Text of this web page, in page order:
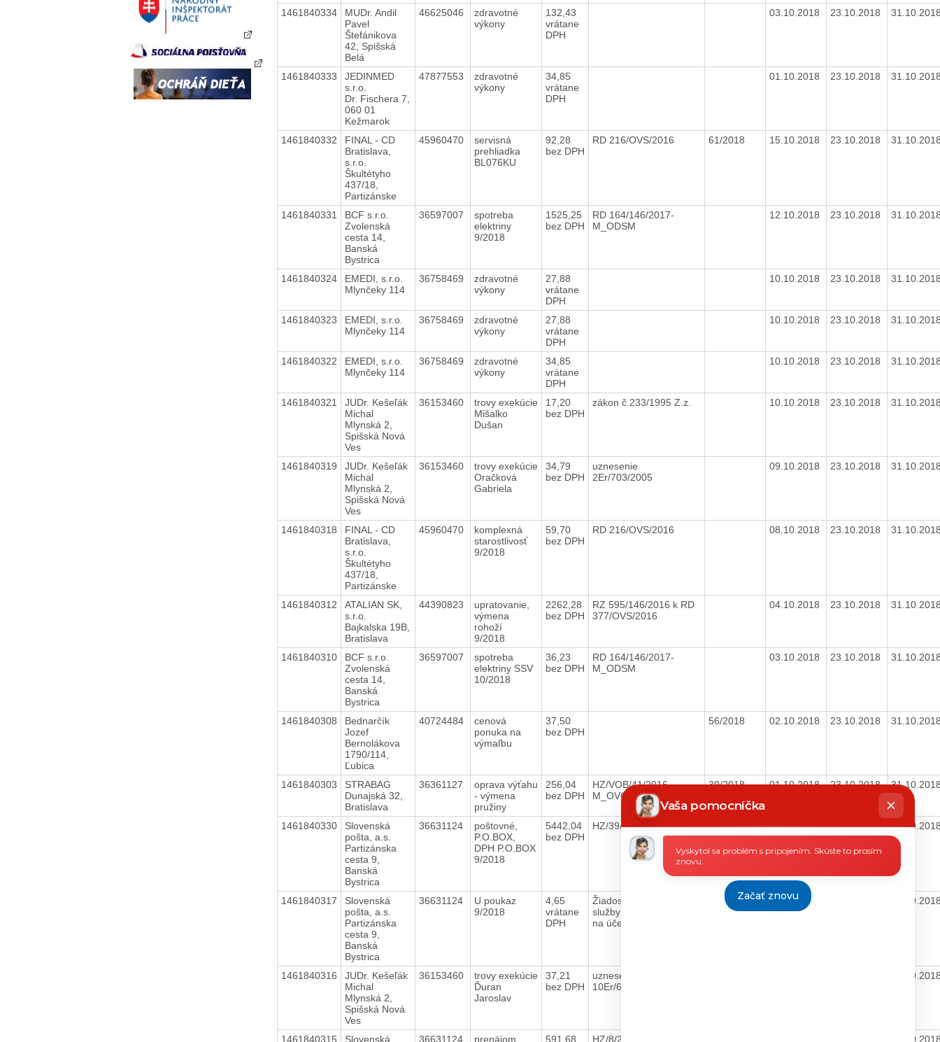
1461840334
MUDr. Andil
Pavel
Štefánikova
42, Spišská
Belá
46625046
zdravotné
výkony
132,43
vrátane
DPH
03.10.2018 23.10.2018
1461840333
JEDINMED
s.r.o.
Dr. Fischera 7,
060 01
Kežmarok
47877553
zdravotné
výkony
34,85
vrátane
DPH
01.10.2018 23.10.2018
1461840332
FINAL - CD
Bratislava,
s.r.o.
Škultétyho
437/18,
Partizánske
45960470
servisná
prehliadka
BL076KU
92,28
bez DPH
RD 216/OVS/2016 61/2018 15.10.2018 23.10.2018
1461840331
BCF s.r.o.
Zvolenská
cesta 14,
Banská
Bystrica
36597007
spotreba
elektriny
9/2018
1525,25
bez DPH
RD 164/146/2017-
M_ODSM
12.10.2018 23.10.2018
1461840324
EMEDI, s.r.o.
Mlynčeky 114
36758469
zdravotné
výkony
27,88
vrátane
DPH
10.10.2018 23.10.2018
1461840323
EMEDI, s.r.o.
Mlynčeky 114
36758469
zdravotné
výkony
27,88
vrátane
DPH
10.10.2018 23.10.2018
1461840322
EMEDI, s.r.o.
Mlynčeky 114
36758469
zdravotné
výkony
34,85
vrátane
DPH
10.10.2018 23.10.2018
1461840321
JUDr. Kešeľák
Michal
Mlynská 2,
Spišská Nová
Ves
36153460
trovy exekúcie
Mišalko
Dušan
17,20
bez DPH
zákon č.233/1995 Z.z. 10.10.2018 23.10.2018
1461840319
JUDr. Kešeľák
Michal
Mlynská 2,
Spišská Nová
Ves
36153460
trovy exekúcie
Oračková
Gabriela
34,79
bez DPH
uznesenie
2Er/703/2005
09.10.2018 23.10.2018
1461840318
FINAL - CD
Bratislava,
s.r.o.
Škultétyho
437/18,
Partizánske
45960470
komplexná
starostlivosť
9/2018
59,70
bez DPH
RD 216/OVS/2016 08.10.2018 23.10.2018
1461840312
ATALIAN SK,
s.r.o.
Bajkalska 19B,
Bratislava
44390823
upratovanie,
výmena
rohoží
9/2018
2262,28
bez DPH
RZ 595/146/2016 k RD
377/OVS/2016
04.10.2018 23.10.2018
1461840310
BCF s.r.o.
Zvolenská
cesta 14,
Banská
Bystrica
36597007
spotreba
elektriny SSV
10/2018
36,23
bez DPH
RD 164/146/2017-
M_ODSM
03.10.2018 23.10.2018
1461840308
Bednarčík
Jozef
Bernolákova
1790/114,
Ľubica
40724484
cenová
ponuka na
výmaľbu
37,50
bez DPH
56/2018 02.10.2018 23.10.2018
1461840303
STRABAG
Dunajská 32,
Bratislava
36361127
oprava výťahu
- výmena
pružiny
256,04
bez DPH
HZ/VOB/41/2016-
M_OVO
39/2018 01.10.2018 23.10.2018
1461840330
Slovenská
pošta, a.s.
Partizánska
cesta 9,
Banská
Bystrica
36631124
poštovné,
P.O.BOX,
DPH P.O.BOX
9/2018
5442,04
bez DPH
HZ/39/2004 11.10.2018 17.10.2018
1461840317
Slovenská
pošta, a.s.
Partizánska
cesta 9,
Banská
Bystrica
36631124
U poukaz
9/2018
4,65
vrátane
DPH
Žiadosť o poskytnutie
služby poštový poukaz
na účet
08.10.2018
1461840316
JUDr. Kešeľák
Michal
Mlynská 2,
Spišská Nová
Ves
36153460
trovy exekúcie
Ďuran
Jaroslav
37,21
bez DPH
uznesenie
10Er/612/2006
1461840315 Slovenská 36631124 prenájom, 591,68 HZ/8/2009
Vaša pomocníčka
Chatbot
píše
Vyskytol sa problém s pripojením. Skúste to prosím
znovu.
Začať znovu